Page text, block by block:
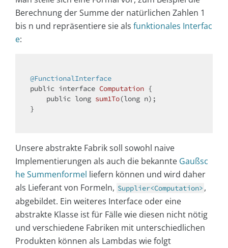
Berechnung der Summe der natürlichen Zahlen 1
bis n und repräsentiere sie als funktionales Interfac
e:
@FunctionalInterface
public interface Computation {
public long sum1To(long n) ;
}
Unsere abstrakte Fabrik soll sowohl naive
Implementierungen als auch die bekannte Gaußsc
he Summenformel liefern können und wird daher
als Lieferant von Formeln, Supplier<Computation> ,
abgebildet. Ein weiteres Interface oder eine
abstrakte Klasse ist für Fälle wie diesen nicht nötig
und verschiedene Fabriken mit unterschiedlichen
Produkten können als Lambdas wie folgt